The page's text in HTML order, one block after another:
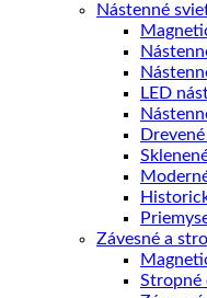
Nástenné
LED
Závesné a
Stropné